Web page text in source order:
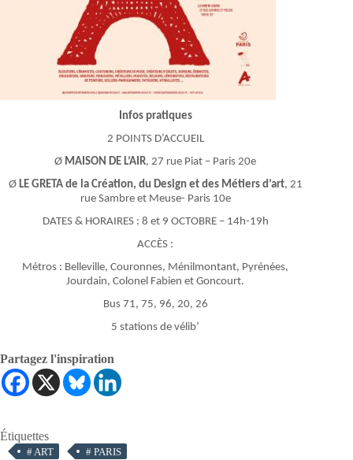
Infos pratiques
2 POINTS D’ACCUEIL
Ø MAISON DE L’AIR, 27 rue Piat – Paris 20e
Ø LE GRETA de la Création, du Design et des Métiers d’art, 21
rue Sambre et Meuse- Paris 10e
DATES & HORAIRES : 8 et 9 OCTOBRE – 14h-19h
ACCÈS :
Métros : Belleville, Couronnes, Ménilmontant, Pyrénées,
Jourdain, Colonel Fabien et Goncourt.
Bus 71, 75, 96, 20, 26
5 stations de vélib’
Partagez l'inspiration
Étiquettes
#ART # PARIS